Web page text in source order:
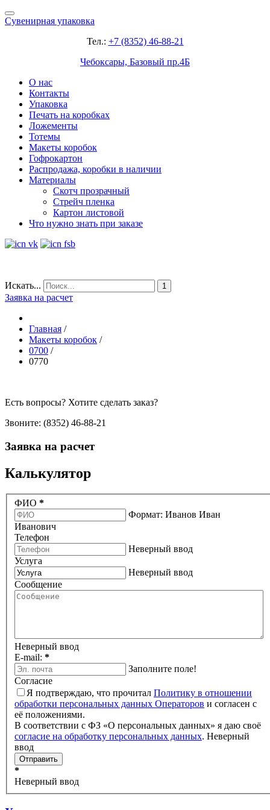
Сувенирная упаковка
Тел.: +7 (8352) 46-88-21
Чебоксары, Базовый пр.4Б
О нас
Контакты
Упаковка
Печать на коробках
Ложементы
Тотемы
Макеты коробок
Гофрокартон
Распродажа, коробки в наличии
Материалы
Скотч прозрачный
Стрейч пленка
Картон листовой
Что нужно знать при заказе
Искать... 1
Заявка на расчет
Главная /
Макеты коробок /
0700 /
0770
Есть вопросы? Хотите сделать заказ?
Звоните: (8352) 46-88-21
Заявка на расчет
Калькулятор
ФИО *
Формат: Иванов Иван
Иванович
Телефон
Неверный ввод
Услуга
Неверный ввод
Сообщение
Неверный ввод
E-mail: *
Заполните поле!
Согласие
Я подтверждаю, что прочитал Политику в отношении
обработки персональных данных Операторов и согласен с
её положениями.
В соответствии с ФЗ «О персональных данных» я даю своё
согласие на обработку персональных данных. Неверный
ввод
*
Неверный ввод